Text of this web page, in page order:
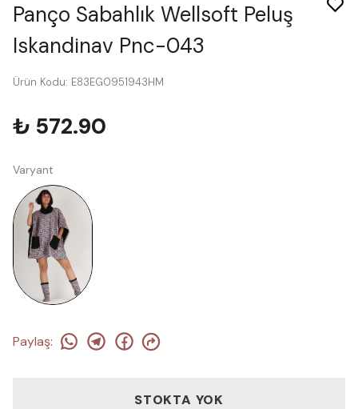
Panço Sabahlık Wellsoft Peluş
Iskandinav Pnc-043
Ürün Kodu: E83EG0951943HM
₺ 572.90
Varyant
Paylaş:
STOKTA YOK